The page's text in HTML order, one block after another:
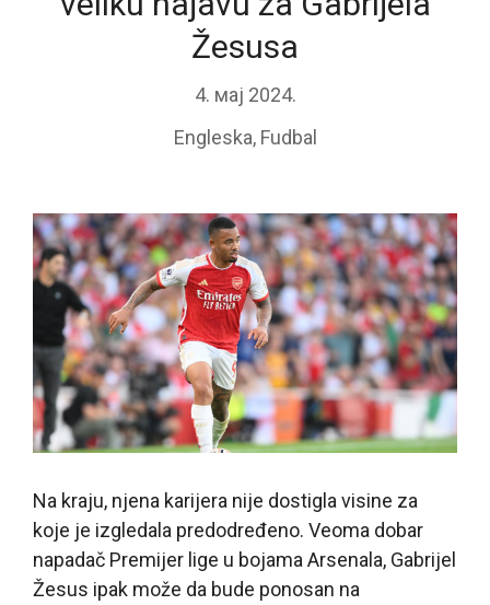
Žesusa
4. мај 2024.
Engleska, Fudbal
Na kraju, njena karijera nije dostigla visine za
koje je izgledala predodređeno. Veoma dobar
napadač Premijer lige u bojama Arsenala, Gabrijel
Žesus ipak može da bude ponosan na